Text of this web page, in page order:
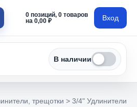
0 позиций, 0 товаров
на 0,00 ₽
Вход
В наличии
трещотки > 3/4" Удлинители